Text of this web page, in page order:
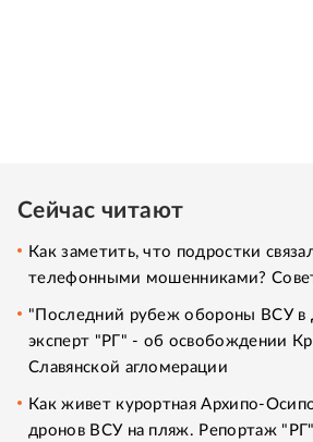
Сейчас читают
Как заметить, что подростки
телефонными мошенниками?
"Последний рубеж обороны ВСУ
эксперт "РГ" - об освобождении
Славянской агломерации
Как живет курортная Архипо-
дронов ВСУ на пляж. Репортаж "РГ"